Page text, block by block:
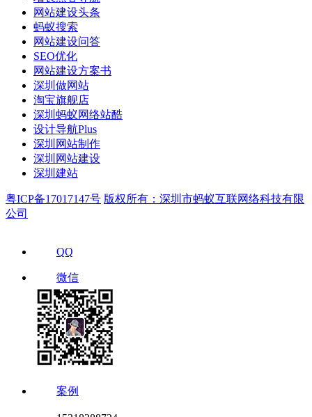
网站建设头条
蚂蚁搜索
网站建设问答
SEO优化
网站建设方案书
深圳做网站
淘宝旗舰店
深圳蚂蚁网络站酷
设计导航Plus
深圳网站制作
深圳网站建设
深圳建站
粤ICP备17017147号 版权所有：深圳市蚂蚁互联网络科技有限
公司
QQ
微信
案例